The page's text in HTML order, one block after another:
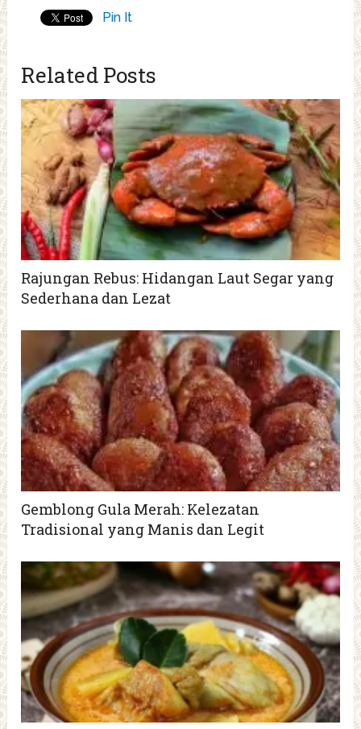
Pin It
Related Posts
Rajungan Rebus: Hidangan Laut Segar yang
Sederhana dan Lezat
Gemblong Gula Merah: Kelezatan
Tradisional yang Manis dan Legit